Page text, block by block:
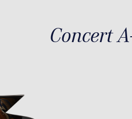
Concert